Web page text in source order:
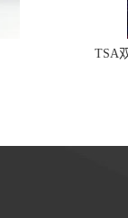
TSA